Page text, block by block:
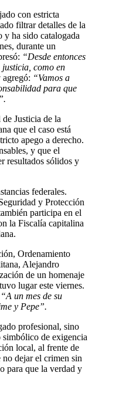
con estricta
filtrar detalles de la
y ha sido catalogada
durante un
“Desde entonces
como en
agregó: “Vamos a
para que
Justicia de la
que el caso está
apego a derecho.
y que el
resultados sólidos y
federales.
y Protección
participa en el
la Fiscalía capitalina
Ordenamiento
Alejandro
de un homenaje
lugar este viernes.
“A un mes de su
y Pepe”.
profesional, sino
de exigencia
local, al frente de
dejar el crimen sin
para que la verdad y